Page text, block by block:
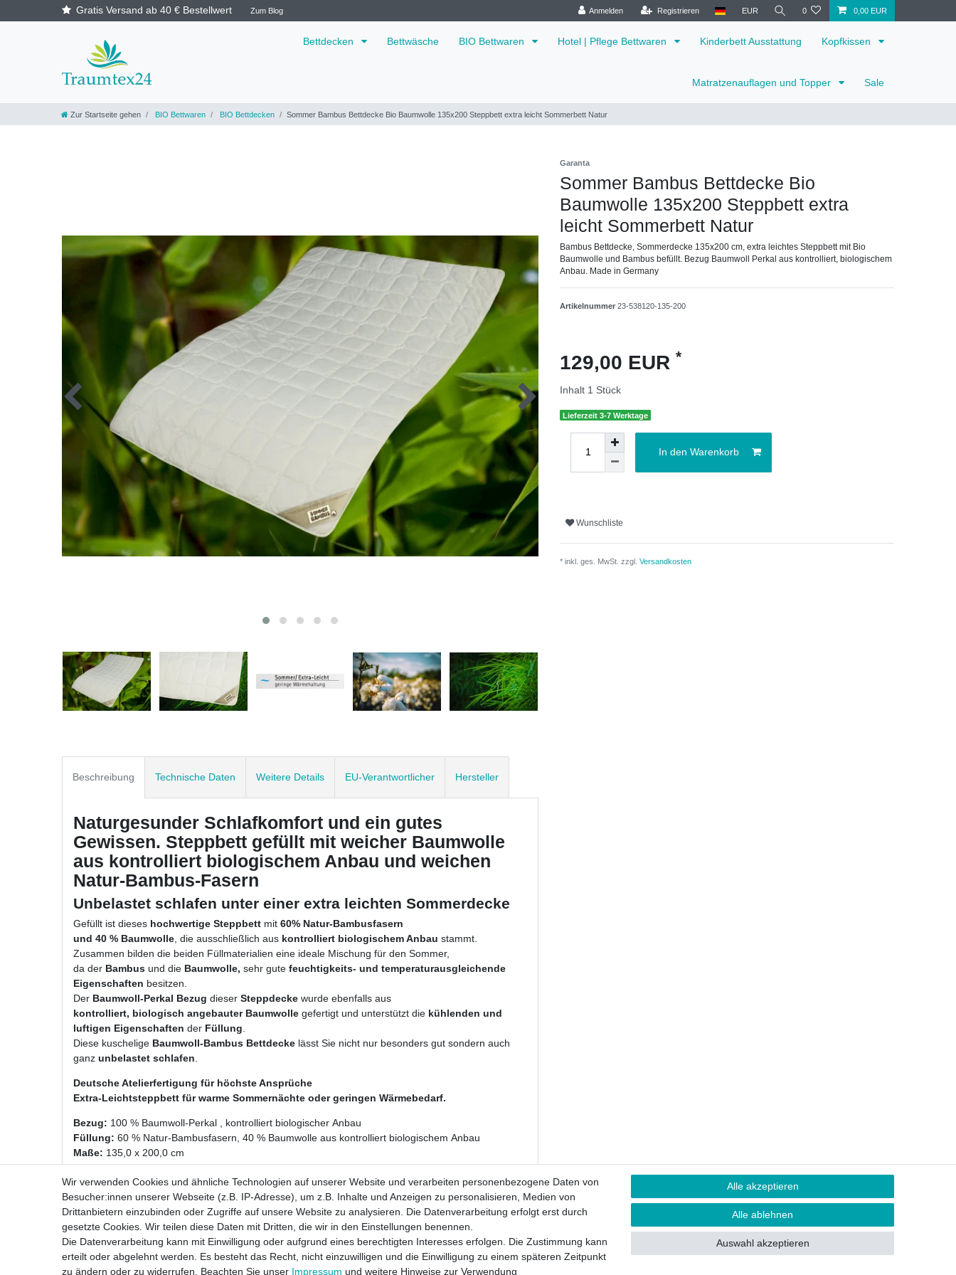
Zum Blog
Gratis Versand ab 40 € Bestellwert Anmelden Registrieren EUR 0 0,00 EUR
Bettdecken Bettwäsche BIO Bettwaren Hotel | Pflege Bettwaren Kinderbett Ausstattung Kopfkissen
Matratzenauflagen und Topper Sale
Zur Startseite gehen BIO Bettwaren BIO Bettdecken Sommer Bambus Bettdecke Bio Baumwolle 135x200 Steppbett extra leicht Sommerbett Natur
Garanta
Sommer Bambus Bettdecke Bio
Baumwolle 135x200 Steppbett extra
leicht Sommerbett Natur
Bambus Bettdecke, Sommerdecke 135x200 cm, extra leichtes Steppbett mit Bio
Baumwolle und Bambus befüllt. Bezug Baumwoll Perkal aus kontrolliert, biologischem
Anbau. Made in Germany
Artikelnummer 23-538120-135-200
129,00 EUR *
Inhalt 1 Stück
Lieferzeit 3-7 Werktage
In den Warenkorb
Wunschliste
* inkl. ges. MwSt. zzgl. Versandkosten
Beschreibung Technische Daten Weitere Details EU-Verantwortlicher Hersteller
Naturgesunder Schlafkomfort und ein gutes
Gewissen. Steppbett gefüllt mit weicher Baumwolle
aus kontrolliert biologischem Anbau und weichen
Natur-Bambus-Fasern
Unbelastet schlafen unter einer extra leichten Sommerdecke
Gefüllt ist dieses hochwertige Steppbett mit 60% Natur-Bambusfasern
und 40 % Baumwolle , die ausschließlich aus kontrolliert biologischem Anbau stammt.
Zusammen bilden die beiden Füllmaterialien eine ideale Mischung für den Sommer,
da der Bambus und die Baumwolle, sehr gute feuchtigkeits- und temperaturausgleichende
Eigenschaften besitzen.
Der Baumwoll-Perkal Bezug dieser Steppdecke wurde ebenfalls aus
kontrolliert, biologisch angebauter Baumwolle gefertigt und unterstützt die kühlenden und
luftigen Eigenschaften der Füllung
Diese kuschelige Baumwoll-Bambus Bettdecke lässt Sie nicht nur besonders gut sondern auch
ganz unbelastet schlafen
Deutsche Atelierfertigung für höchste Ansprüche
Extra-Leichtsteppbett für warme Sommernächte oder geringen Wärmebedarf.
Bezug: 100 % Baumwoll-Perkal , kontrolliert biologischer Anbau
Füllung: 60 % Natur-Bambusfasern, 40 % Baumwolle aus kontrolliert biologischem Anbau
Maße: 135,0 x 200,0 cm
Gewicht:ca. 500 Gramm
waschbar: bis 40°C im Wollwaschgang, Waschanleitung liegt bei
Wir verwenden Cookies und ähnliche Technologien auf unserer Website und verarbeiten personenbezogene Daten von
Besucher:innen unserer Webseite (z.B. IP-Adresse), um z.B. Inhalte und Anzeigen zu personalisieren, Medien von
Drittanbietern einzubinden oder Zugriffe auf unsere Website zu analysieren. Die Datenverarbeitung erfolgt erst durch
gesetzte Cookies. Wir teilen diese Daten mit Dritten, die wir in den Einstellungen benennen.
Die Datenverarbeitung kann mit Einwilligung oder aufgrund eines berechtigten Interesses erfolgen. Die Zustimmung kann
erteilt oder abgelehnt werden. Es besteht das Recht, nicht einzuwilligen und die Einwilligung zu einem späteren Zeitpunkt
zu ändern oder zu widerrufen. Beachten Sie unser Impressum und weitere Hinweise zur Verwendung
Alle akzeptieren
Alle ablehnen
Auswahl akzeptieren